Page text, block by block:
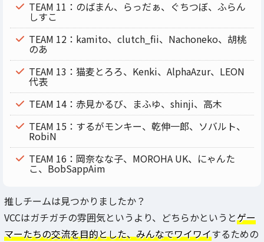
TEAM 11：のばまん、らっだぁ、ぐちつぼ、ふらん
しすこ
TEAM 12：kamito、clutch_fii、Nachoneko、胡桃
のあ
TEAM 13：猫麦とろろ、Kenki、AlphaAzur、LEON
代表
TEAM 14：赤見かるび、まふゆ、shinji、高木
TEAM 15：するがモンキー、乾伸一郎、ソバルト、
RobiN
TEAM 16：岡奈なな子、MOROHA UK、にゃんた
こ、BobSappAim
推しチームは見つかりましたか？
VCCはガチガチの雰囲気というより、どちらかというとゲー
マーたちの交流を目的とした、みんなでワイワイするための